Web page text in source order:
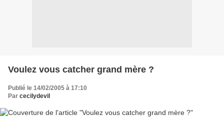
Voulez vous catcher grand mère ?
Publié le 14/02/2005 à 17:10
Par cecilydevil